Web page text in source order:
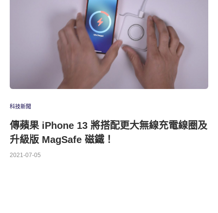
科技新聞
傳蘋果 iPhone 13 將搭配更大無線充電線圈及
升級版 MagSafe 磁鐵！
2021-07-05